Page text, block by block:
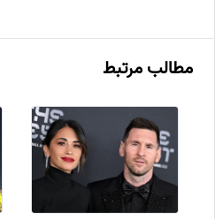
مطالب مرتبط